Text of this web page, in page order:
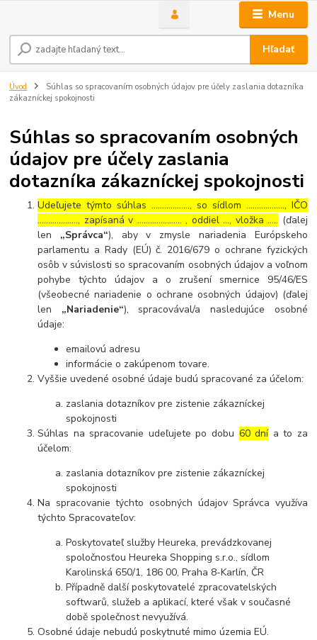
Menu
Hľadať
Úvod
Súhlas so spracovaním osobných údajov pre účely zaslania dotazníka
zákazníckej spokojnosti
Súhlas so spracovaním osobných
údajov pre účely zaslania
dotazníka zákazníckej spokojnosti
Udeľujete týmto súhlas ……………..., so sídlom ………………, IČO
………………., zapísaná v ………………… , oddiel …, vložka ….. (ďalej
len „Správca“), aby v zmysle nariadenia Európskeho
parlamentu a Rady (EÚ) č. 2016/679 o ochrane fyzických
osôb v súvislosti so spracovaním osobných údajov a voľnom
pohybe týchto údajov a o zrušení smernice 95/46/ES
(všeobecné nariadenie o ochrane osobných údajov) (ďalej
len „Nariadenie“), spracovával/a nasledujúce osobné
údaje:
emailovú adresu
informácie o zakúpenom tovare.
Vyššie uvedené osobné údaje budú spracované za účelom:
zaslania dotazníkov pre zistenie zákazníckej
spokojnosti
Súhlas na spracovanie udeľujete po dobu 60 dnía to za
účelom:
zaslania dotazníkov pre zistenie zákazníckej
spokojnosti
Na spracovanie týchto osobných údajov Správca využíva
týchto Spracovateľov:
Poskytovateľ služby Heureka, prevádzkovanej
spoločnosťou Heureka Shopping s.r.o., sídlom
Karolinská 650/1, 186 00, Praha 8-Karlín, ČR
Případně další poskytovatelé zpracovatelských
softwarů, služeb a aplikací, které však v současné
době společnost nevyužívá.
Osobné údaje nebudú poskytnuté mimo územia EÚ.